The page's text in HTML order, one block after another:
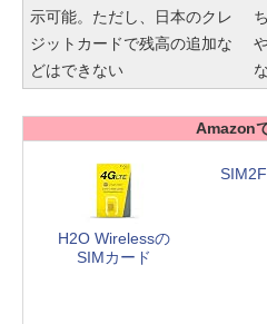
示可能。ただし、日本のクレ
ジットカードで残高の追加な
どはできない
Amazon
H2O Wirelessの
SIMカード